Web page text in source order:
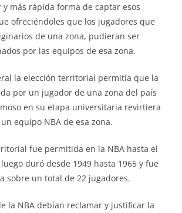
y más rápida forma de captar esos
ofreciéndoles que los jugadores que
de una zona, pudieran ser
por las equipos de esa zona.
la elección territorial permitía que la
por un jugador de una zona del país
en su etapa universitaria revirtiera
equipo NBA de esa zona.
fue permitida en la NBA hasta el
duró desde 1949 hasta 1965 y fue
sobre un total de 22 jugadores.
la NBA debían reclamar y justificar la